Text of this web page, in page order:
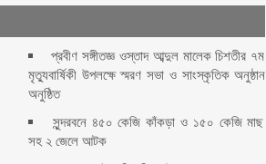
প্রবীণ সঙ্গীতজ্ঞ ওস্তাদ আব্দুল মালেক চিশতীর ৭ম
মৃত্যুবার্ষিকী উপলক্ষে স্মরণ সভা ও সাংস্কৃতিক অনুষ্ঠান
অনুষ্ঠিত
সুন্দরবনে ৪৫০ কেজি কাঁকড়া ও ১৫০ কেজি মাছ
সহ ২ জেলে আটক